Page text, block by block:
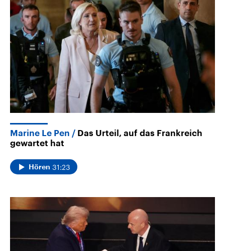
Marine Le Pen
Das Urteil, auf das Frankreich
gewartet hat
Hören 31:23